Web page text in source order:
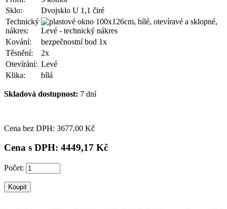
Sklo:
Dvojsklo U 1,1 čiré
Technický
nákres:
Kování:
bezpečnostní bod 1x
Těsnění:
2x
Otevírání: Levé
Klika:
bílá
Skladová dostupnost: 7 dní
Cena bez DPH: 3677,00 Kč
Cena s DPH: 4449,17 Kč
Počet: